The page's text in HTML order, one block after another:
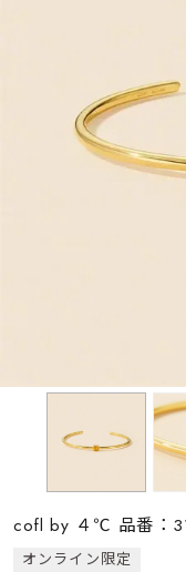
ブランド
誕生石
石の色
cofl by ４℃ 品番：
オンライン限定